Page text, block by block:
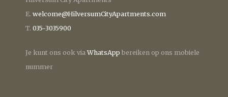
E. welcome@HilversumCityApartments.com
T. 035-3035900
Je kunt ons ook viaWhatsApp bereiken op ons mobiele
nummer